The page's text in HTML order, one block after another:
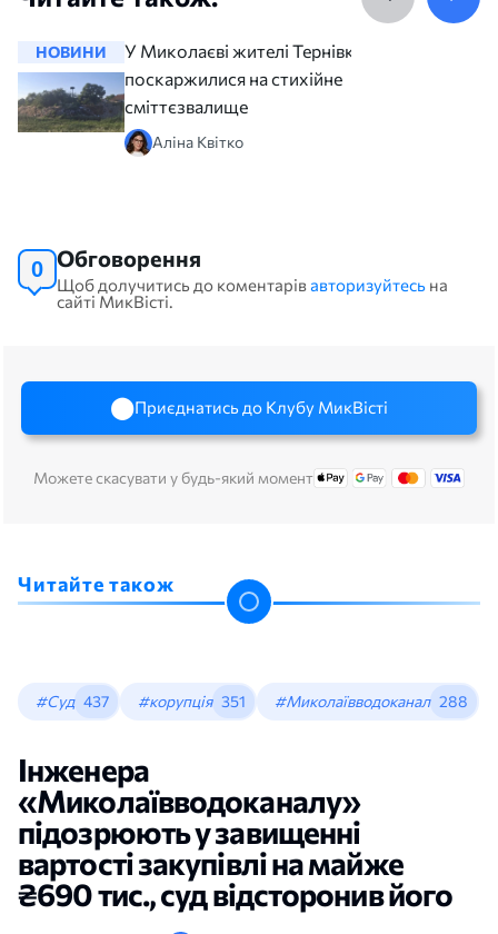
НОВИНИ
У Миколаєві жителі Тернівки
поскаржилися на стихійне
сміттєзвалище
Аліна Квітко
0 Обговорення
Щоб долучитись до коментарівавторизуйтесь на
сайті МикВісті.
Приєднатись до Клубу МикВісті
Можете скасувати у будь-який момент
Читайте також
#Суд 437 #корупція 351 #Миколаївводоканал 288
Інженера
«Миколаївводоканалу»
підозрюють у завищенні
вартості закупівлі на майже
₴690 тис., суд відсторонив його